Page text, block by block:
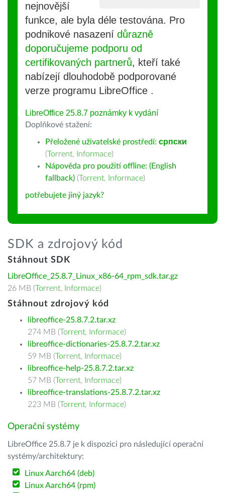
nejnovější
funkce, ale byla déle testována. Pro
podnikové nasazení důrazně
doporučujeme podporu od
certifikovaných partnerů, kteří také
nabízejí dlouhodobě podporované
verze programu LibreOffice .
LibreOffice 25.8.7 poznámky k vydání
Doplňkové stažení:
Přeložené uživatelské prostředí: српски
(Torrent, Informace)
Nápověda pro použití offline: (English
fallback) (Torrent, Informace)
potřebujete jiný jazyk?
SDK a zdrojový kód
Stáhnout SDK
LibreOffice_25.8.7_Linux_x86-64_rpm_sdk.tar.gz
26 MB (Torrent, Informace)
Stáhnout zdrojový kód
libreoffice-25.8.7.2.tar.xz
274 MB (Torrent, Informace)
libreoffice-dictionaries-25.8.7.2.tar.xz
59 MB (Torrent, Informace)
libreoffice-help-25.8.7.2.tar.xz
57 MB (Torrent, Informace)
libreoffice-translations-25.8.7.2.tar.xz
223 MB (Torrent, Informace)
Operační systémy
LibreOffice 25.8.7 je k dispozici pro následující operační
systémy/architektury:
Linux Aarch64 (deb)
Linux Aarch64 (rpm)